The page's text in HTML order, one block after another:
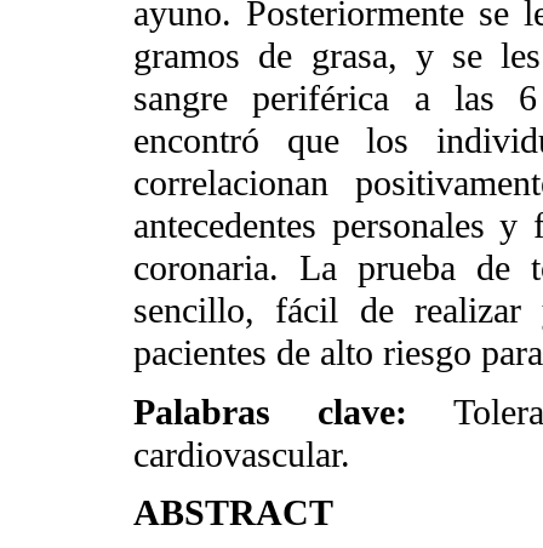
ayuno. Posteriormente se
gramos de grasa, y se
sangre periférica a las
encontró que los
correlacionan
antecedentes personales
coronaria. La prueba de
sencillo, fácil de realizar
pacientes de alto riesgo
Palabras clave:
cardiovascular.
ABSTRACT